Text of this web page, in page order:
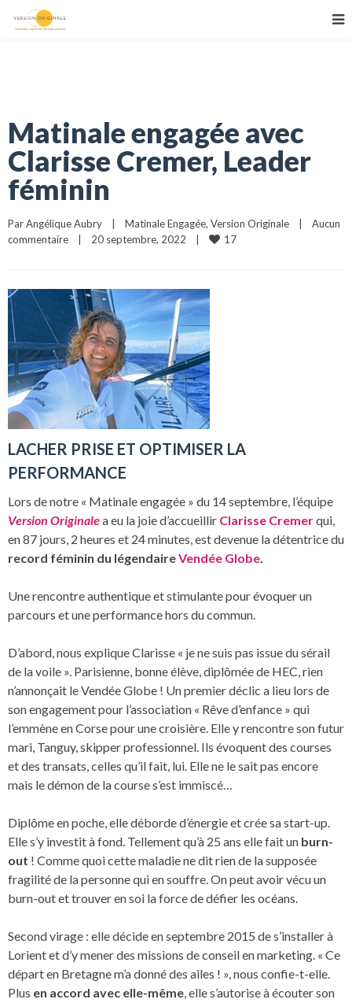
Matinale engagée avec
Clarisse Cremer, Leader
féminin
Par Angélique Aubry Matinale Engagée, Version Originale
Aucun
commentaire
20 septembre, 2022 17
LACHER PRISE ET OPTIMISER LA
PERFORMANCE
Lors de notre « Matinale engagée » du 14 septembre, l’équipe
Version Originalea eu la joie d’accueillir Clarisse Cremerqui,
en 87 jours, 2 heures et 24 minutes, est devenue la détentrice du
record féminin du légendaireVendée Globe.
Une rencontre authentique et stimulante pour évoquer un
parcours et une performance hors du commun.
D’abord, nous explique Clarisse « je ne suis pas issue du sérail
de la voile ». Parisienne, bonne élève, diplômée de HEC, rien
n’annonçait le Vendée Globe ! Un premier déclic a lieu lors de
son engagement pour l’association « Rêve d’enfance » qui
l’emmène en Corse pour une croisière. Elle y rencontre son futur
mari, Tanguy, skipper professionnel. Ils évoquent des courses
et des transats, celles qu’il fait, lui. Elle ne le sait pas encore
mais le démon de la course s’est immiscé…
Diplôme en poche, elle déborde d’énergie et crée sa start-up.
Elle s’y investit à fond. Tellement qu’à 25 ans elle fait un burn-
out ! Comme quoi cette maladie ne dit rien de la supposée
fragilité de la personne qui en souffre. On peut avoir vécu un
burn-out et trouver en soi la force de défier les océans.
Second virage : elle décide en septembre 2015 de s’installer à
Lorient et d’y mener des missions de conseil en marketing. « Ce
départ en Bretagne m’a donné des ailes ! », nous confie-t-elle.
Plus en accord avec elle-même, elle s’autorise à écouter son